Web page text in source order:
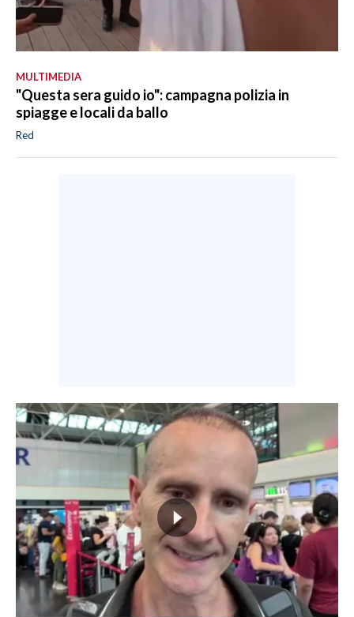
MULTIMEDIA
"Questa sera guido io": campagna polizia in
spiagge e locali da ballo
Red